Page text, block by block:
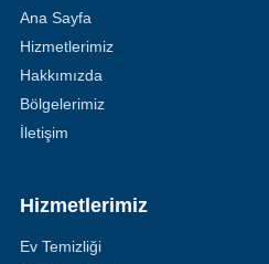
Ana Sayfa
Hizmetlerimiz
Hakkımızda
Bölgelerimiz
İletişim
Hizmetlerimiz
Ev Temizliği